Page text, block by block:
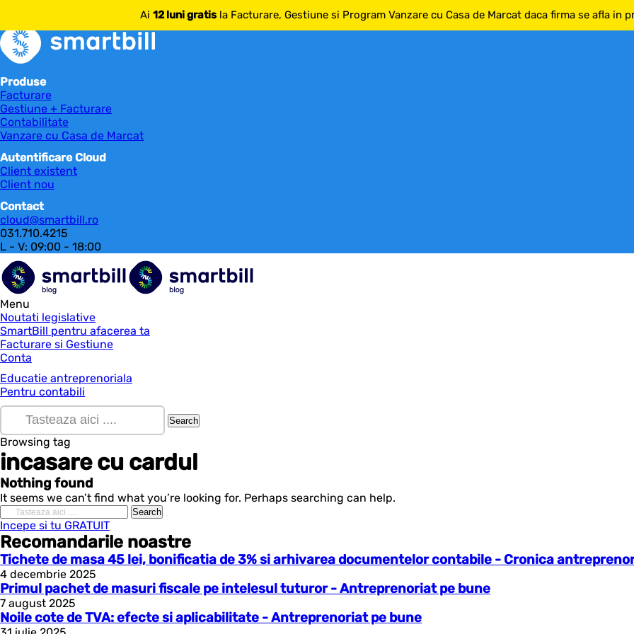
Ai 12 luni gratis la Facturare, Gestiune si Program Vanzare cu Casa de Marcat daca firma se afla in
mai multe despre SmartBill
Produse
Facturare
Gestiune + Facturare
Contabilitate
Vanzare cu Casa de Marcat
Autentificare Cloud
Client existent
Client nou
Contact
cloud@smartbill.ro
031.710.4215
L - V: 09:00 - 18:00
Menu
Noutati legislative
SmartBill pentru afacerea ta
Facturare si Gestiune
Conta
Educatie antreprenoriala
Pentru contabili
Browsing tag
incasare cu cardul
Nothing found
It seems we can’t find what you’re looking for. Perhaps searching can help.
Incepe si tu GRATUIT
Recomandarile noastre
Tichete de masa 45 lei, bonificatia de 3% si arhivarea documentelor contabile - Cronica
4 decembrie 2025
Primul pachet de masuri fiscale pe intelesul tuturor - Antreprenoriat pe bune
7 august 2025
Noile cote de TVA: efecte si aplicabilitate - Antreprenoriat pe bune